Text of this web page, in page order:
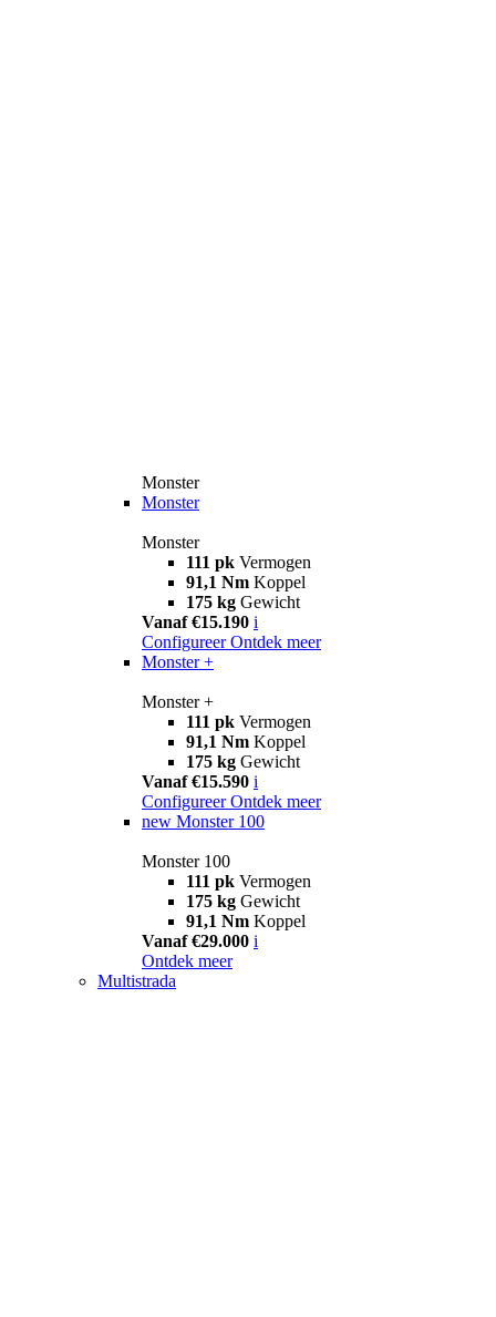
Monster
Monster
Monster
111 pk Vermogen
91,1 Nm Koppel
175 kg Gewicht
Vanaf €15.190 i
Configureer Ontdek meer
Monster +
Monster +
111 pk Vermogen
91,1 Nm Koppel
175 kg Gewicht
Vanaf €15.590 i
Configureer Ontdek meer
new Monster 100
Monster 100
111 pk Vermogen
175 kg Gewicht
91,1 Nm Koppel
Vanaf €29.000 i
Ontdek meer
Multistrada